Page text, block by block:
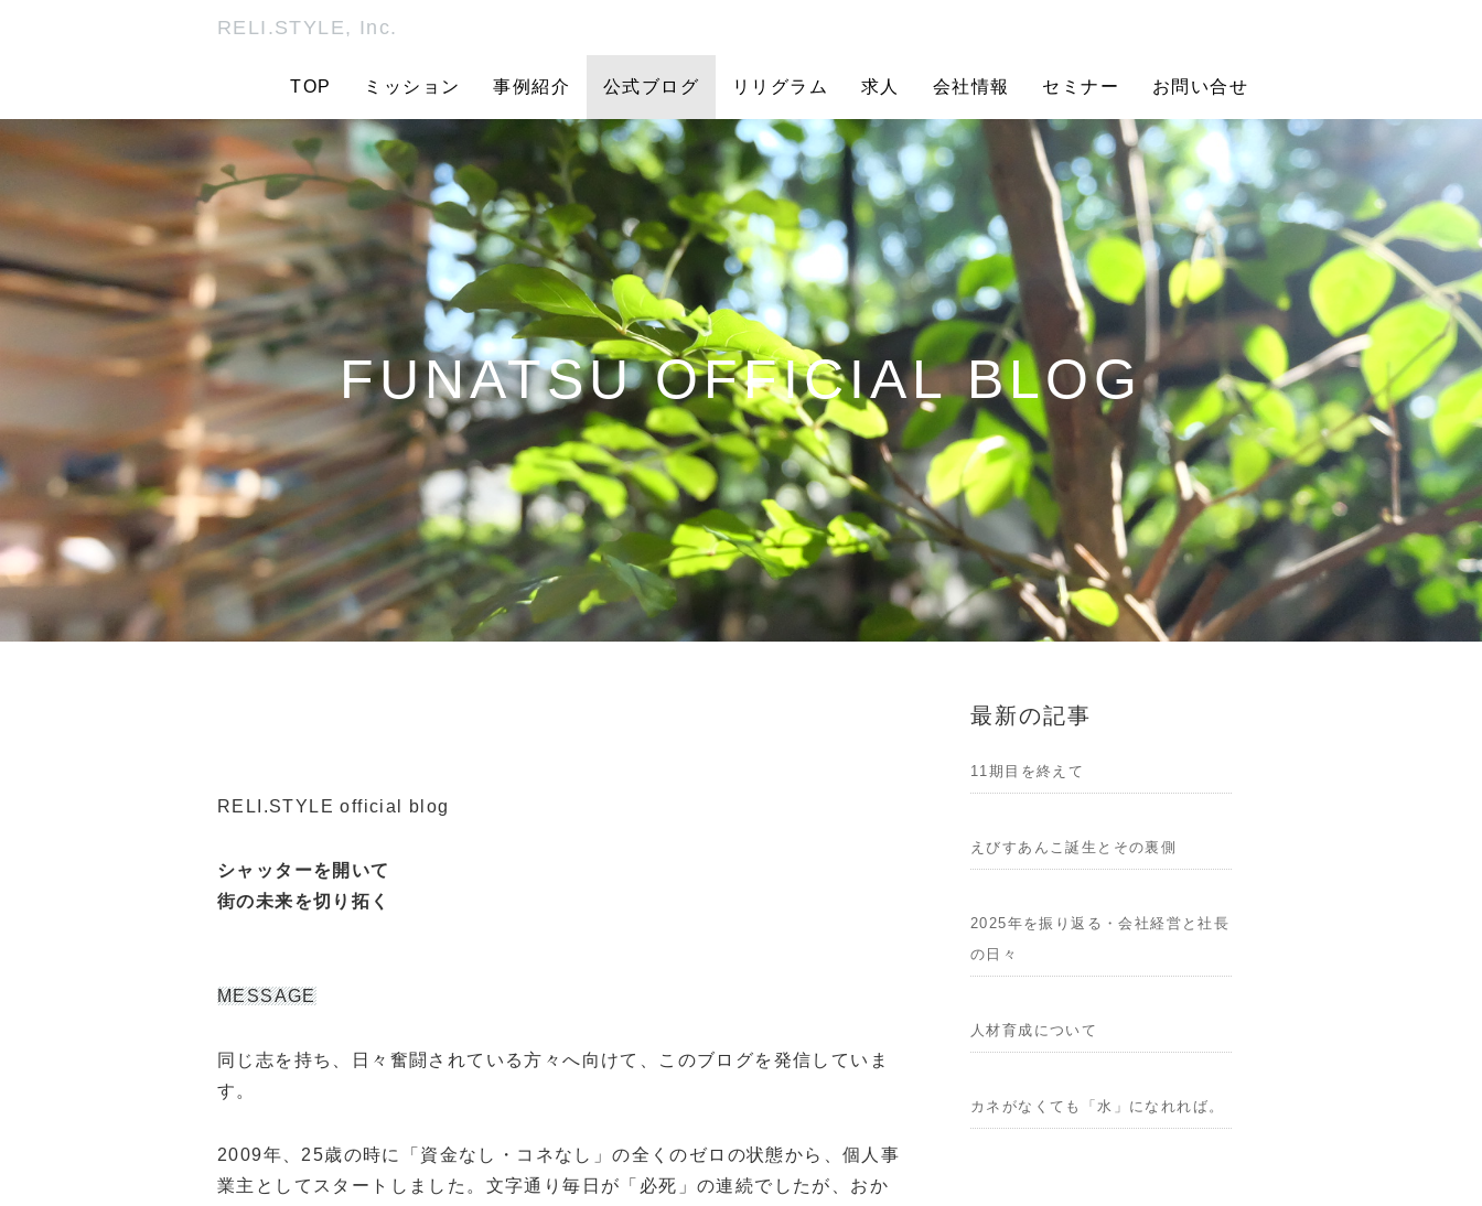
RELI.STYLE, Inc.
TOP ミッション 事例紹介 公式ブログ リリグラム 求人 会社情報 セミナー お問い合せ
FUNATSU OFFICIAL BLOG
RELI.STYLE official blog
シャッターを開いて
街の未来を切り拓く
MESSAGE
同じ志を持ち、日々奮闘されている方々へ向けて、このブログを発信していま
す。
2009年、25歳の時に「資金なし・コネなし」の全くのゼロの状態から、個人事
業主としてスタートしました。文字通り毎日が「必死」の連続でしたが、おか
最新の記事
11期目を終えて
えびすあんこ誕生とその裏側
2025年を振り返る・会社経営と社長
の日々
人材育成について
カネがなくても「水」になれれば。